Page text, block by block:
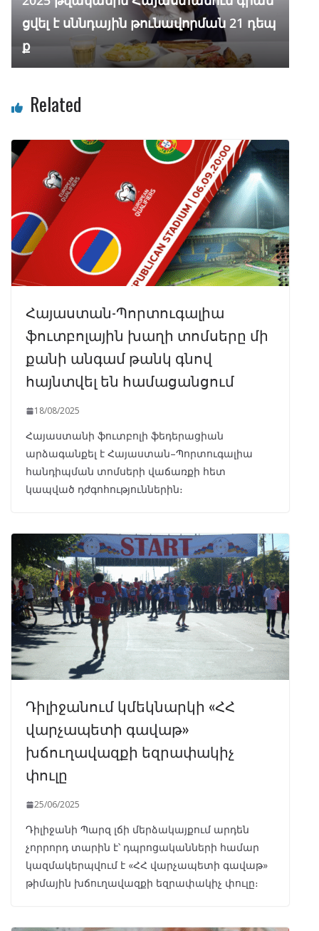
ցվել է սննդային թունավորման 21 դեպ
ք
Related
Հայաստան-Պորտուգալիա
ֆուտբոլային խաղի տոմսերը մի
քանի անգամ թանկ գնով
հայնտվել են համացանցում
18/08/2025
Հայաստանի ֆուտբոլի ֆեդերացիան
արձագանքել է Հայաստան–Պորտուգալիա
հանդիպման տոմսերի վաճառքի հետ
կապված դժգոհություններին։
Դիլիջանում կմեկնարկի «ՀՀ
վարչապետի գավաթ»
խճուղավազքի եզրափակիչ
փուլը
25/06/2025
Դիլիջանի Պարզ լճի մերձակայքում արդեն
չորրորդ տարին է՝ դպրոցականների համար
կազմակերպվում է «ՀՀ վարչապետի գավաթ»
թիմային խճուղավազքի եզրափակիչ փուլը։